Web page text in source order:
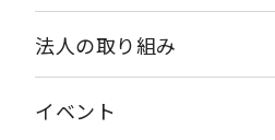
法人の取り組み
イベント